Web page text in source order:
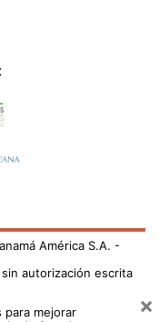
América S.A. -
autorización escrita
para mejorar
×